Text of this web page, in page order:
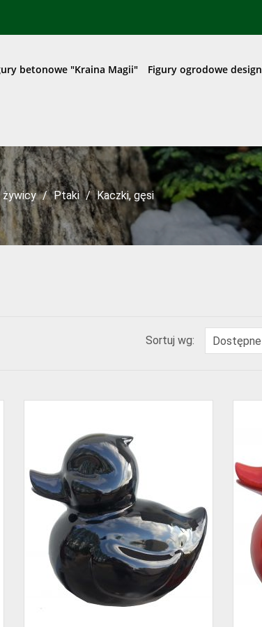
betonowe "Kraina Magii" Figury ogrodowe design
żywicy Ptaki Kaczki, gęsi
Sortuj wg: Dostępne